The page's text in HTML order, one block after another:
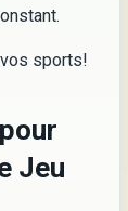
sports!
Jeu